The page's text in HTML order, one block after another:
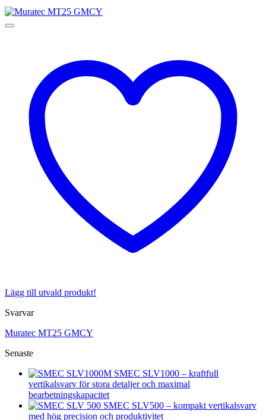
Lägg till utvald produkt!
Svarvar
Muratec MT25 GMCY
Senaste
SMEC SLV1000 – kraftfull
vertikalsvarv för stora detaljer och maximal
bearbetningskapacitet
SMEC SLV500 – kompakt vertikalsvarv
med hög precision och produktivitet